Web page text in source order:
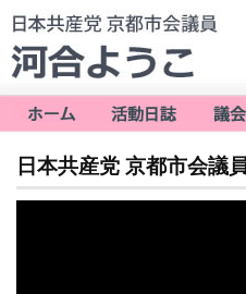
日本共産党 京都市会議